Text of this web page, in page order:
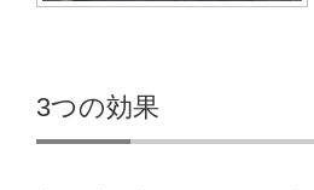
3つの効果